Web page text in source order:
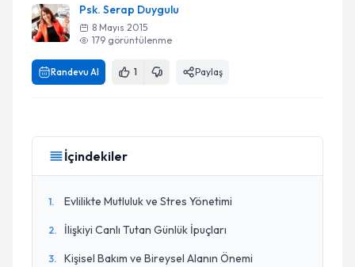
Psk. Serap Duygulu
8 Mayıs 2015
179 görüntülenme
Randevu Al 1 Paylaş
İçindekiler
1. Evlilikte Mutluluk ve Stres Yönetimi
2. İlişkiyi Canlı Tutan Günlük İpuçları
3. Kişisel Bakım ve Bireysel Alanın Önemi